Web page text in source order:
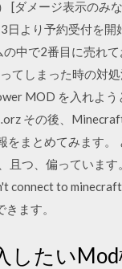
[ダメージ表示のみ
より予約受付を開
中で2番目に売れ
てしまった時の対
MOD を入れよ
その後、
まとめてみます。
且つ、偏っていま
connect to
ます。
したい